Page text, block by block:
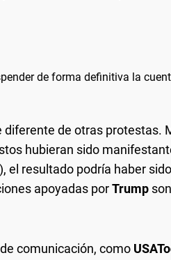
de forma definitiva la
diferente de otras protestas.
hubieran sido
el resultado podría haber
apoyadas porTrump
comunicación, como